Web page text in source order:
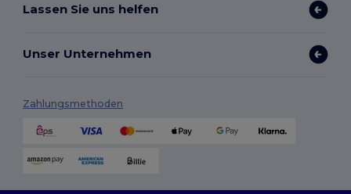
Lassen Sie uns helfen
Unser Unternehmen
Zahlungsmethoden